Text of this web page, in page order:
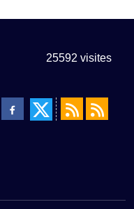
25592 visites